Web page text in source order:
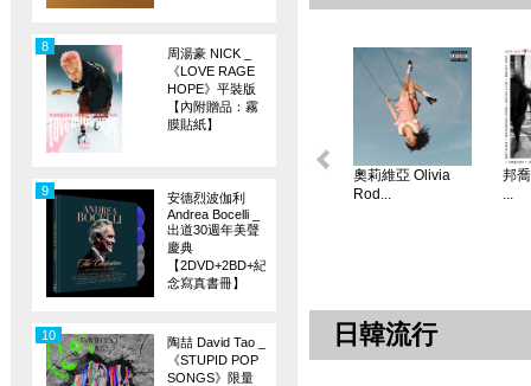
周湯豪 NICK _
《LOVE RAGE
HOPE》平裝版
【內附贈品：霧
膜貼紙】
8
安德烈波伽利
Andrea Bocelli _
出道30週年美聲
慶典
【2DVD+2BD+紀
念寫真書冊】
9
陶喆 David Tao _
《STUPID POP
SONGS》限量
10
奧莉維亞 Olivia
Rod...
邦
...
日韓流行